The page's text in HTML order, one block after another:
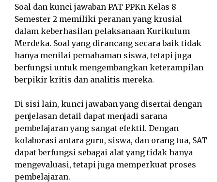
Soal dan kunci jawaban PAT PPKn Kelas 8
Semester 2 memiliki peranan yang krusial
dalam keberhasilan pelaksanaan Kurikulum
Merdeka. Soal yang dirancang secara baik tidak
hanya menilai pemahaman siswa, tetapi juga
berfungsi untuk mengembangkan keterampilan
berpikir kritis dan analitis mereka.
Di sisi lain, kunci jawaban yang disertai dengan
penjelasan detail dapat menjadi sarana
pembelajaran yang sangat efektif. Dengan
kolaborasi antara guru, siswa, dan orang tua, SAT
dapat berfungsi sebagai alat yang tidak hanya
mengevaluasi, tetapi juga memperkuat proses
pembelajaran.